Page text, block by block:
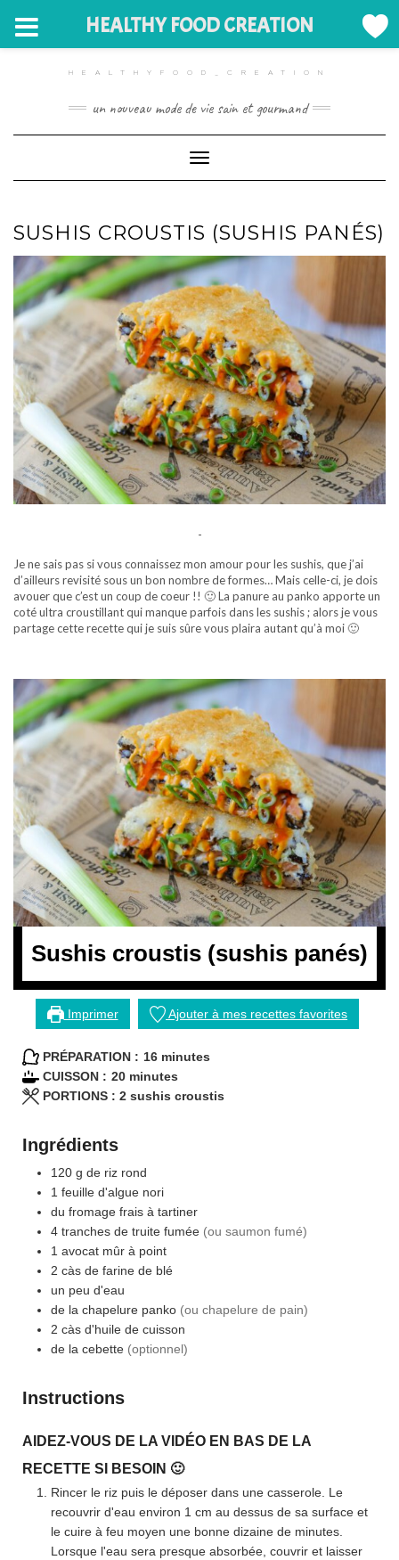
HEALTHYFOOD_CREATION
un nouveau mode de vie sain et gourmand
Toggle Navigation
SUSHIS CROUSTIS (SUSHIS PANÉS)
-
Je ne sais pas si vous connaissez mon amour pour les sushis, que j’ai
d’ailleurs revisité sous un bon nombre de formes… Mais celle-ci, je dois
avouer que c’est un coup de coeur !! 🙂 La panure au panko apporte un
coté ultra croustillant qui manque parfois dans les sushis ; alors je vous
partage cette recette qui je suis sûre vous plaira autant qu’à moi 🙂
Sushis croustis (sushis panés)
Imprimer Ajouter à mes recettes favorites
PRÉPARATION : 16minutes
minutes
CUISSON : 20minutes
minutes
PORTIONS : 2 sushis croustis
Ingrédients
120 g de riz rond
1 feuille d'algue nori
du fromage frais à tartiner
4 tranches de truite fumée (ou saumon fumé)
1 avocat mûr à point
2 càs de farine de blé
un peu d'eau
de la chapelure panko (ou chapelure de pain)
2 càs d'huile de cuisson
de la cebette (optionnel)
Instructions
AIDEZ-VOUS DE LA VIDÉO EN BAS DE LA
RECETTE SI BESOIN 🙂
Rincer le riz puis le déposer dans une casserole. Le
recouvrir d'eau environ 1 cm au dessus de sa surface et
le cuire à feu moyen une bonne dizaine de minutes.
Lorsque l'eau sera presque absorbée, couvrir et laisser
HEALTHY FOOD CREATION